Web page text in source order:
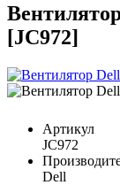
[JC972]
Артикул
JC972
Dell